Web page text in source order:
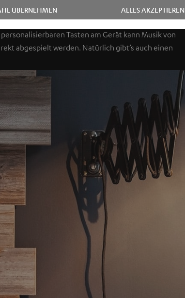
Tasten am Gerät kann Musik von
abgespielt werden. Natürlich gibt’s auch einen
ALLES AKZEPTIEREN
ÜBERNEHMEN